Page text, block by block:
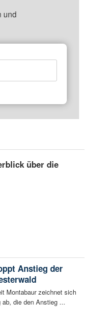
und
über die
Anstieg der
Montabaur zeichnet sich
ab, die den Anstieg ...